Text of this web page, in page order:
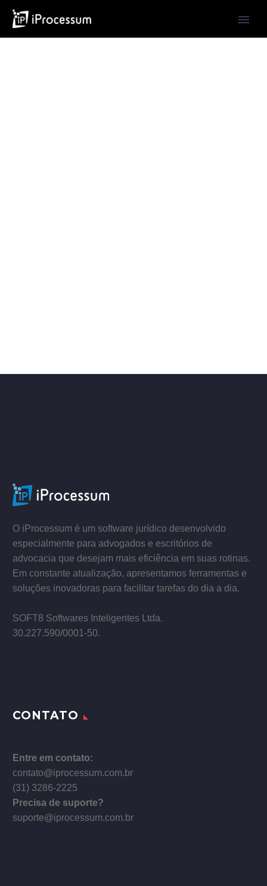
O iProcessum é um software jurídico desenvolvido
especialmente para advogados e escritórios de
advocacia que desejam mais eficiência em suas rotinas.
Em constante atualização, apresentamos ferramentas e
soluções inovadoras para facilitar tarefas do dia a dia.
SOFT8 Softwares Inteligentes Ltda.
30.227.590/0001­-50.
CONTATO
Entre em contato:
contato@iprocessum.com.br
(31) 3286-2225
Precisa de suporte?
suporte@iprocessum.com.br